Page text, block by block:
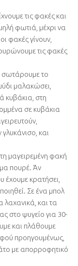
τις φακές και
φωτιά, μέχρι να
φακές γίνουν,
τις φακές
σωτάρουμε το
μαλακώσει,
κυβάκια, στη
σε κυβάκια
και
μαγειρεμένη φακή
πουρέ. Άν
έχουμε κρατήσει,
Σε ένα μπολ
λαχανικά, και τα
στο ψυγείο για 30-
και πλάθουμε
προηγουμένως,
με απορροφητικό